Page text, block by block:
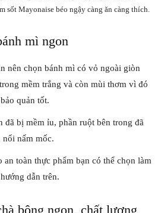
sốt Mayonaise béo ngậy càng ăn càng thích.
mì ngon
nên chọn bánh mì có vỏ ngoài giòn
mềm trắng và còn mùi thơm vì đó
quản tốt.
đã bị mềm ỉu, phần ruột bên trong đã
nổi nấm mốc.
an toàn thực phẩm bạn có thể chọn làm
dẫn trên.
bông ngon, chất lượng